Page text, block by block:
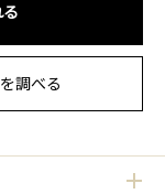
調べる